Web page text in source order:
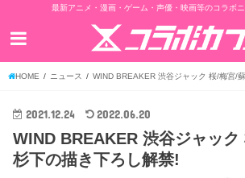
最新アニメ・漫画・ゲーム・声優・映画等のコラボ
HOME ニュース WIND BREAKER 渋谷ジャック 桜/梅宮/
2021.12.24 2022.06.20
WIND BREAKER 渋谷ジャッ
杉下の描き下ろし解禁!